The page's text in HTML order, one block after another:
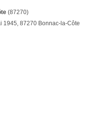
(87270)
1945, 87270 Bonnac-la-Côte